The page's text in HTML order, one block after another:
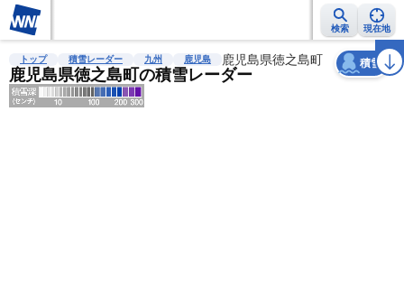
検索 現在地
雨雲レーダー 台風情報 地震情報 警報・注意報 2週間天気 ラ
トップ 積雪レーダー 九州 鹿児島 鹿児島県徳之島町
鹿児島県徳之島町の積雪レーダー
積雪
天気 台風